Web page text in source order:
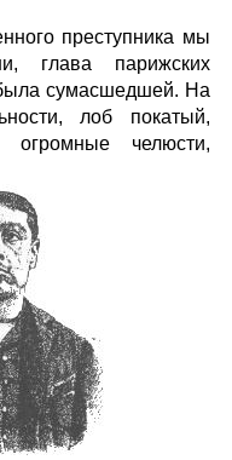
преступника мы
глава парижских
сумасшедшей. На
лоб покатый,
огромные челюсти,